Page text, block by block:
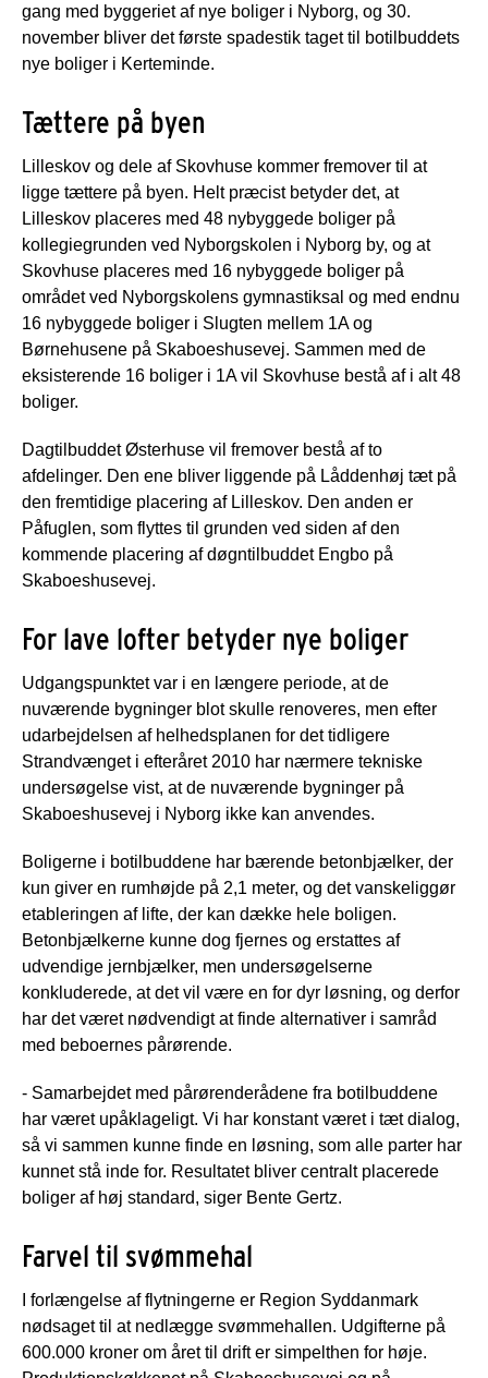
gang med byggeriet af nye boliger i Nyborg, og 30.
november bliver det første spadestik taget til botilbuddets
nye boliger i Kerteminde.
Tættere på byen
Lilleskov og dele af Skovhuse kommer fremover til at
ligge tættere på byen. Helt præcist betyder det, at
Lilleskov placeres med 48 nybyggede boliger på
kollegiegrunden ved Nyborgskolen i Nyborg by, og at
Skovhuse placeres med 16 nybyggede boliger på
området ved Nyborgskolens gymnastiksal og med endnu
16 nybyggede boliger i Slugten mellem 1A og
Børnehusene på Skaboeshusevej. Sammen med de
eksisterende 16 boliger i 1A vil Skovhuse bestå af i alt 48
boliger.
Dagtilbuddet Østerhuse vil fremover bestå af to
afdelinger. Den ene bliver liggende på Låddenhøj tæt på
den fremtidige placering af Lilleskov. Den anden er
Påfuglen, som flyttes til grunden ved siden af den
kommende placering af døgntilbuddet Engbo på
Skaboeshusevej.
For lave lofter betyder nye boliger
Udgangspunktet var i en længere periode, at de
nuværende bygninger blot skulle renoveres, men efter
udarbejdelsen af helhedsplanen for det tidligere
Strandvænget i efteråret 2010 har nærmere tekniske
undersøgelse vist, at de nuværende bygninger på
Skaboeshusevej i Nyborg ikke kan anvendes.
Boligerne i botilbuddene har bærende betonbjælker, der
kun giver en rumhøjde på 2,1 meter, og det vanskeliggør
etableringen af lifte, der kan dække hele boligen.
Betonbjælkerne kunne dog fjernes og erstattes af
udvendige jernbjælker, men undersøgelserne
konkluderede, at det vil være en for dyr løsning, og derfor
har det været nødvendigt at finde alternativer i samråd
med beboernes pårørende.
- Samarbejdet med pårørenderådene fra botilbuddene
har været upåklageligt. Vi har konstant været i tæt dialog,
så vi sammen kunne finde en løsning, som alle parter har
kunnet stå inde for. Resultatet bliver centralt placerede
boliger af høj standard, siger Bente Gertz.
Farvel til svømmehal
I forlængelse af flytningerne er Region Syddanmark
nødsaget til at nedlægge svømmehallen. Udgifterne på
600.000 kroner om året til drift er simpelthen for høje.